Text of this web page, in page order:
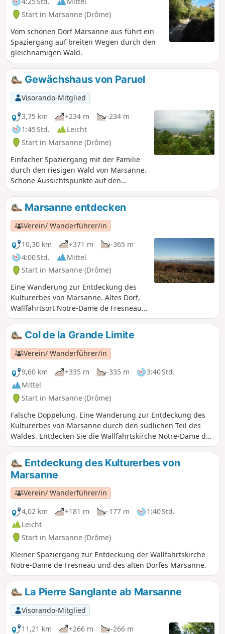
Start in Marsanne (Drôme)
Vom schönen Dorf Marsanne aus führt ein
Spaziergang auf breiten Wegen durch den
gleichnamigen Wald.
Gewächshaus von Paruel
Visorando-Mitglied
3,75 km
+234 m
-234 m
1:45 Std.
Leicht
Start in Marsanne (Drôme)
Einfacher Spaziergang mit der Familie
durch den riesigen Wald von Marsanne.
Schöne Aussichtspunkte auf den
Vercors.
Marsanne entdecken
Verein/ Wanderführer/in
10,30 km
+371 m
-365 m
4:00 Std.
Mittel
Start in Marsanne (Drôme)
Eine Wanderung zur Entdeckung des
Kulturerbes von Marsanne. Altes Dorf,
Wallfahrtsort Notre-Dame de Fresneau,
Panoramablicke auf die Ebene von
Valdaine und die umliegenden
Gebirgsmassive.
Col de la Grande Limite
Verein/ Wanderführer/in
9,60 km
+335 m -335 m
3:40 Std.
Mittel
Start in Marsanne (Drôme)
Falsche Doppelung. Eine Wanderung zur Entdeckung des
Kulturerbes von Marsanne durch den südlichen Teil des
Waldes. Entdecken Sie die Wallfahrtskirche Notre-Dame de
Fresneau und das alte Dorf. Genießen Sie den
Panoramablick auf die Ebene von Valdaine, das Rhônetal
und die umliegenden Gebirge.
Entdeckung des Kulturerbes von
Marsanne
Verein/ Wanderführer/in
4,02 km
+181 m -177 m
1:40 Std.
Leicht
Start in Marsanne (Drôme)
Kleiner Spaziergang zur Entdeckung der Wallfahrtskirche
Notre-Dame de Fresneau und des alten Dorfes Marsanne.
La Pierre Sanglante ab Marsanne
Visorando-Mitglied
11,21 km
+266 m
-266 m